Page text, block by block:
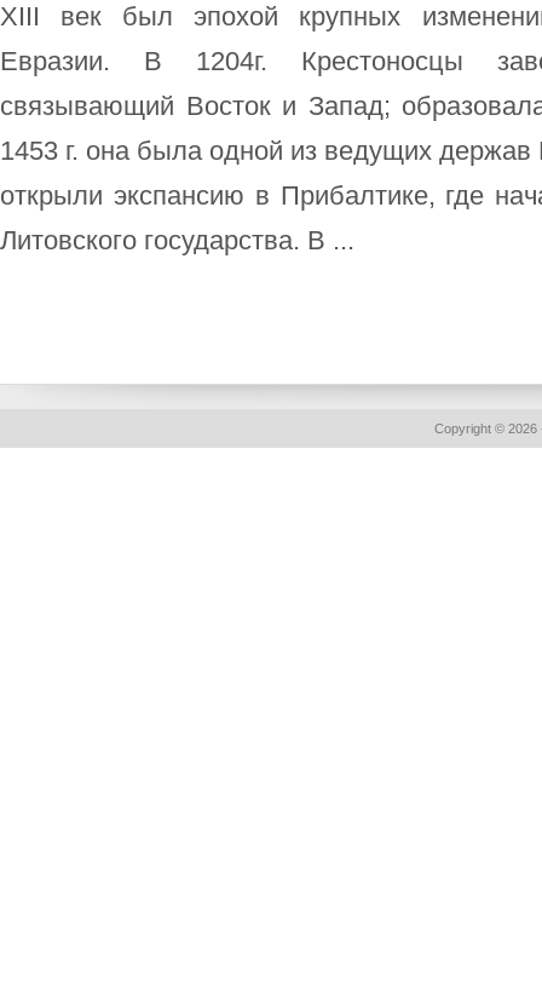
ХIII век был эпохой крупных
Евразии. В 1204г. Крестоносцы
связывающий Восток и Запад;
1453 г. она была одной из ведущих
открыли экспансию в Прибалтике, где
Литовского государства. В ...
Copyright © 2026